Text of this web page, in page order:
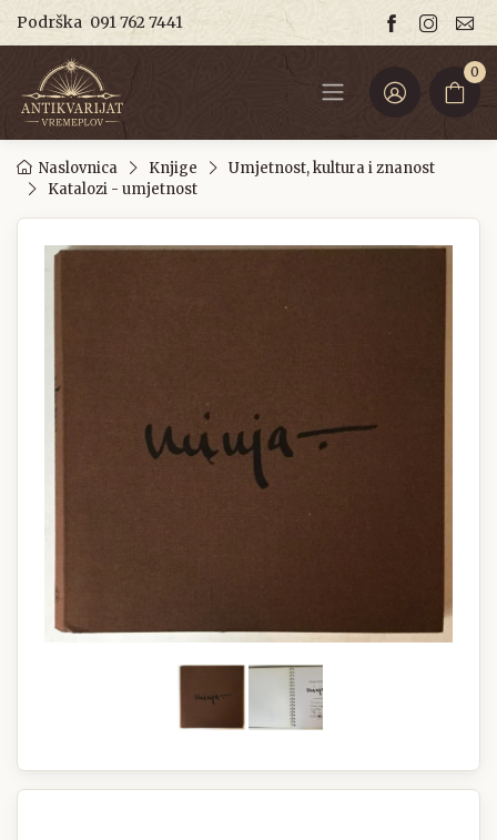
Podrška 091 762 7441
0
Naslovnica Knjige
Umjetnost, kultura i znanost
Katalozi - umjetnost